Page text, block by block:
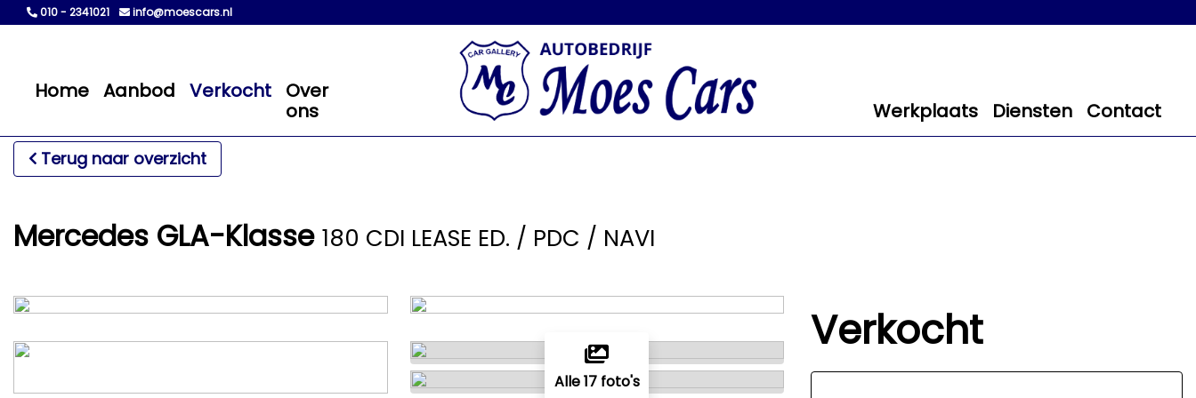
010 - 2341021 info@moescars.nl
Home Aanbod Verkocht
Over
ons
Werkplaats Diensten Contact
Terug naar overzicht
Mercedes GLA-Klasse 180 CDI LEASE ED. / PDC / NAVI
Alle 17 foto's
Verkocht